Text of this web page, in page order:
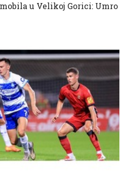
u Velikoj Gorici: Umro